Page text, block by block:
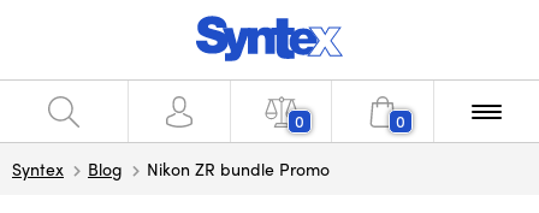
0 0
Syntex Blog Nikon ZR bundle Promo